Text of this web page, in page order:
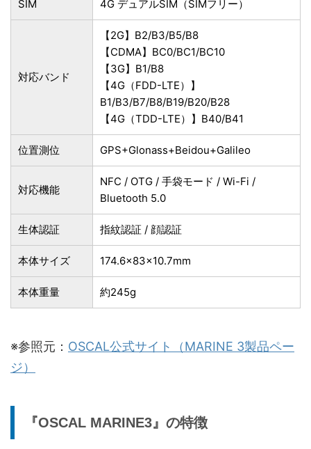
SIM 4G デュアルSIM（SIMフリー）
対応バンド
【2G】B2/B3/B5/B8
【CDMA】BC0/BC1/BC10
【3G】B1/B8
【4G（FDD-LTE）】
B1/B3/B7/B8/B19/B20/B28
【4G（TDD-LTE）】B40/B41
位置測位 GPS+Glonass+Beidou+Galileo
対応機能
NFC / OTG / 手袋モード / Wi-Fi /
Bluetooth 5.0
生体認証 指紋認証 / 顔認証
本体サイズ 174.6×83×10.7mm
本体重量 約245g
※参照元： OSCAL公式サイト（MARINE 3製品ペー
ジ）
『OSCAL MARINE3』の特徴